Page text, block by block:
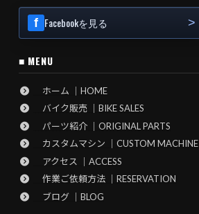
Facebookを見る
■ MENU
ホーム ｜HOME
バイク販売 ｜BIKE SALES
パーツ紹介 ｜ORIGINAL PARTS
カスタムマシン ｜CUSTOM MACHINE
アクセス ｜ACCESS
作業ご依頼方法 ｜RESERVATION
ブログ ｜BLOG